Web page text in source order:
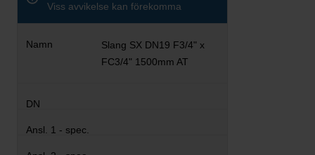
Viss avvikelse kan förekomma
Slang SX DN19 F3/4" x
FC3/4" 1500mm AT